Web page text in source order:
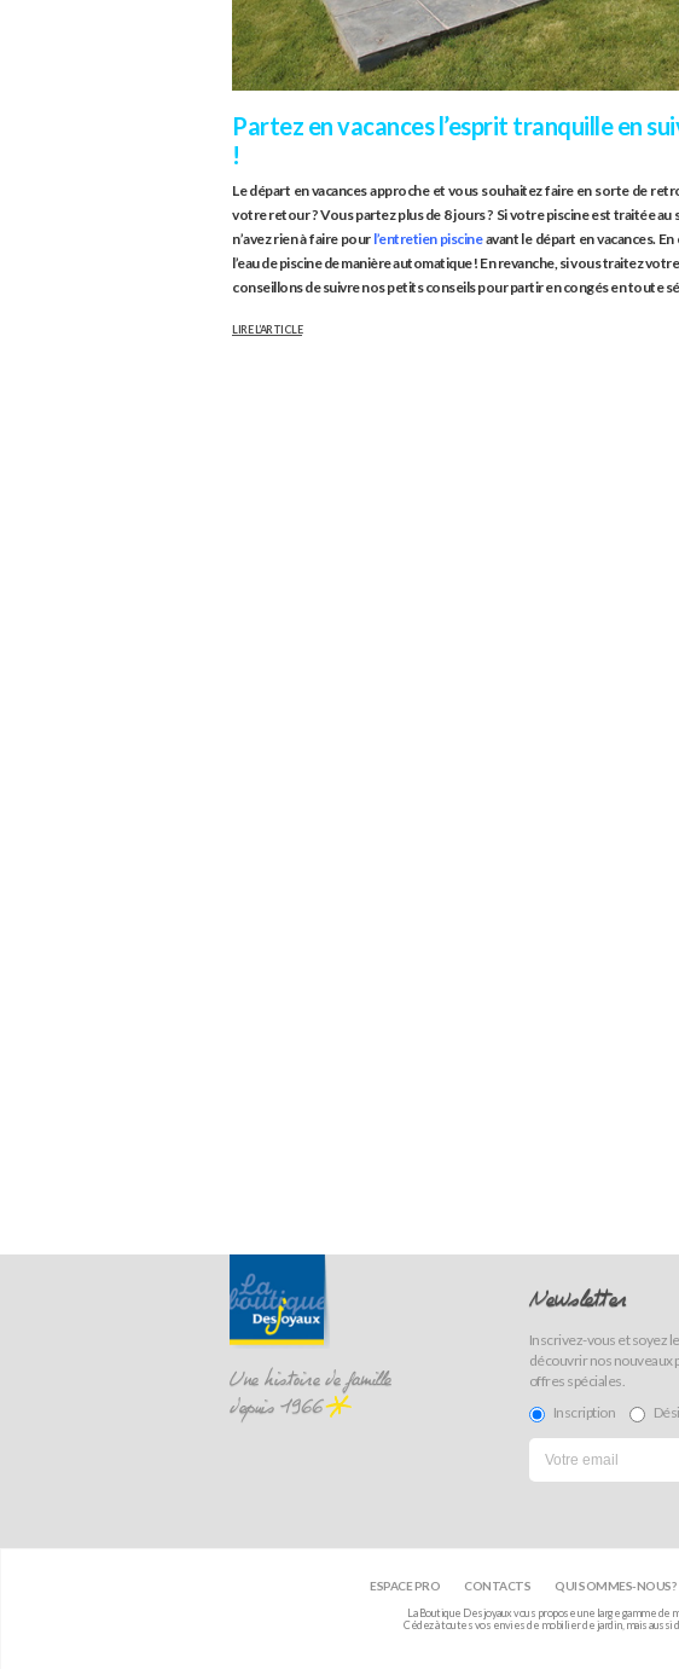
Partez en vacances l’esprit tranquille en
!
Le départ en vacances approche et vous souhaitez faire en sorte de
votre retour ? Vous partez plus de 8 jours ? Si votre piscine est traitée au
n’avez rien à faire pour l’entretien piscineavant le départ en vacances.
l’eau de piscine de manière automatique ! En revanche, si vous traitez
conseillons de suivre nos petits conseils pour partir en congés en toute
LIRE L’ARTICLE
Une histoire de famille
depuis 1966
Newsletter
Inscrivez-vous et soyez
découvrir nos nouveaux
offres spéciales.
Inscription
ESPACE PRO CONTACTS QUI SOMMES-NOUS?
La Boutique Desjoyaux vous propose une large gamme
Cédez à toutes vos envies de mobilier de jardin, mais aussi